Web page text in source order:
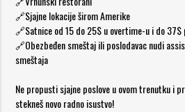
🔗Sjajne lokacije širom Amerike
🔗Satnice od 15 do 25$ u overtime-u i do 37$
🔗Obezbeđen smeštaj ili poslodavac nudi
smeštaja
Ne propusti sjajne poslove u ovom trenutku i
stekneš novo radno isustvo!